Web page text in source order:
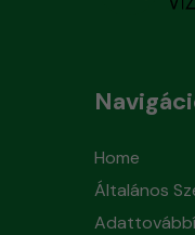
Home
Általános